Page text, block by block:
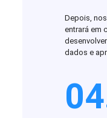
Depois,
entrará em
dados e